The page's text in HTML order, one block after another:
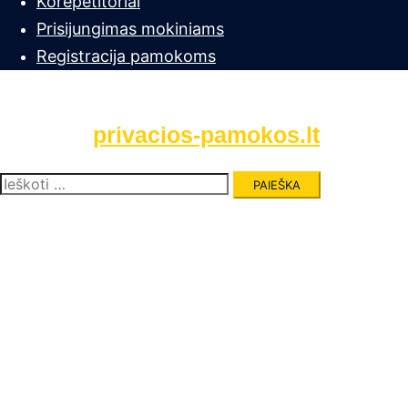
Prisijungimas mokiniams
Registracija pamokoms
privacios-pamokos.lt
Ieškoti: